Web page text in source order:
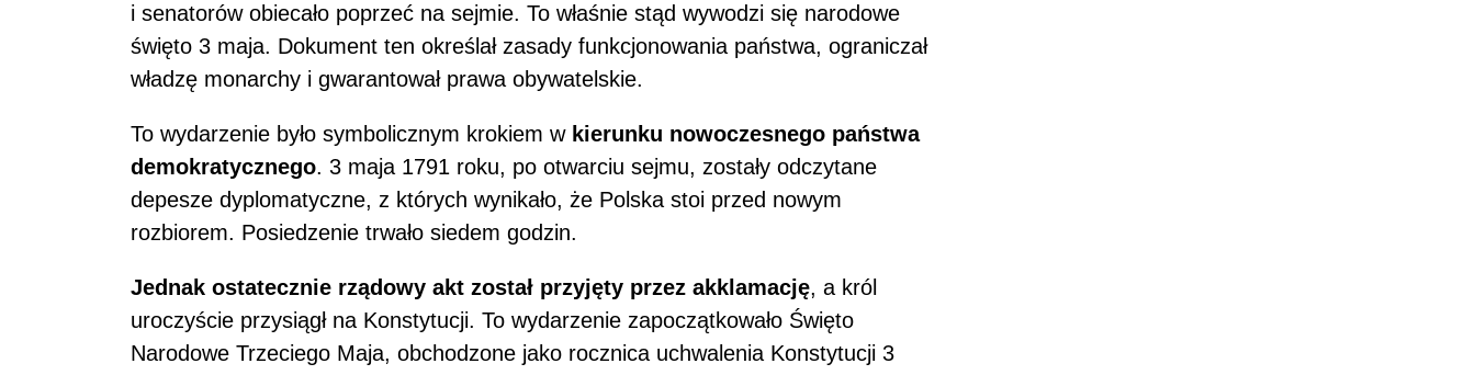
i senatorów obiecało poprzeć na sejmie. To właśnie stąd wywodzi się narodowe
święto 3 maja. Dokument ten określał zasady funkcjonowania państwa, ograniczał
władzę monarchy i gwarantował prawa obywatelskie.
To wydarzenie było symbolicznym krokiem w kierunku nowoczesnego państwa
demokratycznego. 3 maja 1791 roku, po otwarciu sejmu, zostały odczytane
depesze dyplomatyczne, z których wynikało, że Polska stoi przed nowym
rozbiorem. Posiedzenie trwało siedem godzin.
Jednak ostatecznie rządowy akt został przyjęty przez akklamację, a król
uroczyście przysiągł na Konstytucji. To wydarzenie zapoczątkowało Święto
Narodowe Trzeciego Maja, obchodzone jako rocznica uchwalenia Konstytucji 3